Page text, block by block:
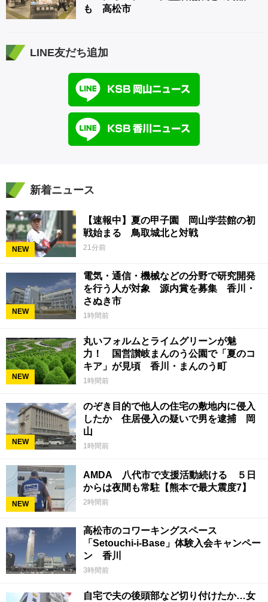
も 高松市
LINE友だち追加
新着ニュース
NEW
【速報中】夏の甲子園 岡山学芸館の初
戦始まる 鳥取城北と対戦
21分前
NEW
電気・通信・機械などの分野で研究開発
を行う人が対象 源内賞を募集 香川・
さぬき市
1時間前
NEW
丸いフォルムとライムグリーンが魅
力！ 国営讃岐まんのう公園で「夏のコ
キア」が見頃 香川・まんのう町
1時間前
NEW
のぞき目的で他人の住宅の敷地内に侵入
したか 住居侵入の疑いで男を逮捕 岡
山
1時間前
NEW
AMDA 八代市で支援活動続ける ５日
からは夜間も常駐【熊本で最大震度7】
2時間前
高松市のコワーキングスペース
「Setouchi-i-Base」体験入会キャンペー
ン 香川
3時間前
自宅で夫の後頭部など切り付けたか…女